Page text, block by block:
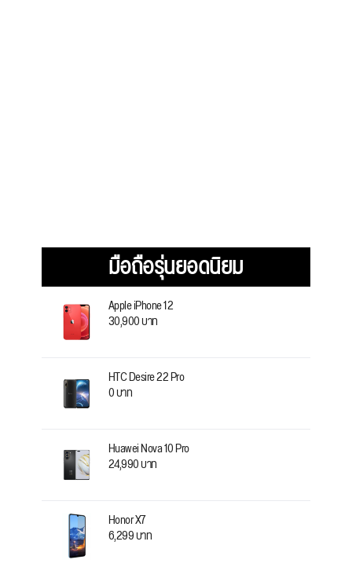
มือถือรุ่นยอดนิยม
Apple iPhone 12
30,900 บาท
HTC Desire 22 Pro
0 บาท
Huawei Nova 10 Pro
24,990 บาท
Honor X7
6,299 บาท